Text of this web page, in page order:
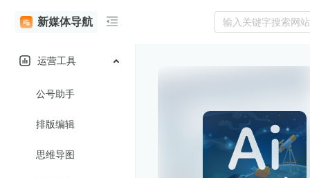
新媒体导航
运营工具
公号助手
排版编辑
思维导图